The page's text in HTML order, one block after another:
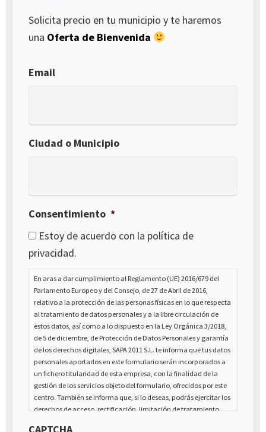
Solicita precio en tu municipio y te haremos
una Oferta de Bienvenida
Email
Ciudad o Municipio
Consentimiento *
Estoy de acuerdo con la política de
privacidad.
En aras a dar cumplimiento al Reglamento (UE) 2016/679 del
Parlamento Europeo y del Consejo, de 27 de Abril de 2016,
relativo a la protección de las personas físicas en lo que respecta
al tratamiento de datos personales y a la libre circulación de
estos datos, así como a lo dispuesto en la Ley Orgánica 3/2018,
de 5 de diciembre, de Protección de Datos Personales y garantía
de los derechos digitales, SAPA 2011 S.L. te informa que tus datos
personales aportados en este formulario serán incorporados a
un fichero titularidad de esta empresa, con la finalidad de la
gestión de los servicios objeto del formulario, ofrecidos por este
centro. También se informa que, si lo deseas, podrás ejercitar los
derechos de acceso, rectificación, limitación de tratamiento,